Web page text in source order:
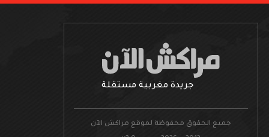
جريدة مغربية مستقلة
جميع الحقوق محفوظة لموقع مراكش الآن